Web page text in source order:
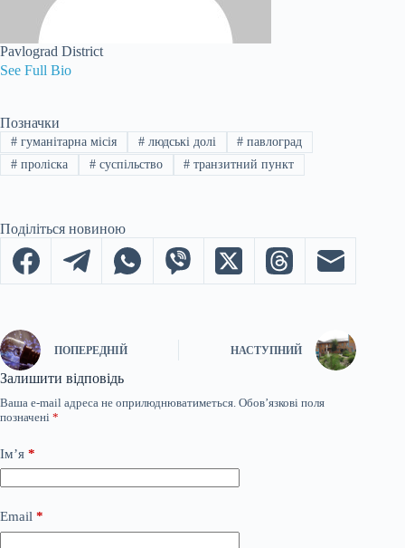
Pavlograd District
See Full Bio
Позначки
#гуманітарна місія #людські долі # павлоград
#проліска #суспільство # транзитний пункт
Поділіться новиною
ПОПЕРЕДНІЙ НАСТУПНИЙ
Залишити відповідь
Ваша e-mail адреса не оприлюднюватиметься. Обов’язкові поля
позначені *
Ім’я *
Email *